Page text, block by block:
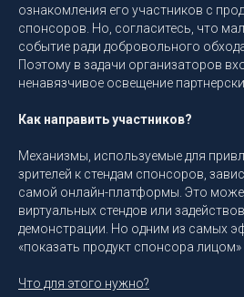
ознакомления его участников с
спонсоров. Но, согласитесь, что
событие ради добровольного
Поэтому в задачи организаторов
ненавязчивое освещение
Как направить участников?
Механизмы, используемые для
зрителей к стендам спонсоров,
самой онлайн-платформы. Это
виртуальных стендов или
демонстрации. Но одним из самых
«показать продукт спонсора лицом»
Что для этого нужно?